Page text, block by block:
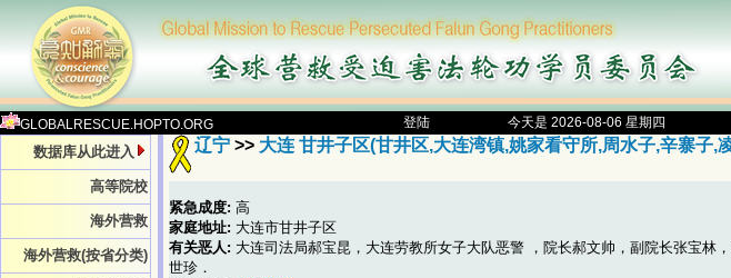
GLOBALRESCUE.HOPTO.ORG 登陆 今天是 2026-08-06 星期四
数据库从此进入
高等院校
海外营救
海外营救(按省分类)
辽宁 >> 大连 甘井子区(甘井区,大连湾镇,姚家看守所,周水子,辛寨子,
紧急成度: 高
家庭地址: 大连市甘井子区
有关恶人: 大连司法局郝宝昆，大连劳教所女子大队恶警 ，院长郝文帅，副院长张宝林
世珍．